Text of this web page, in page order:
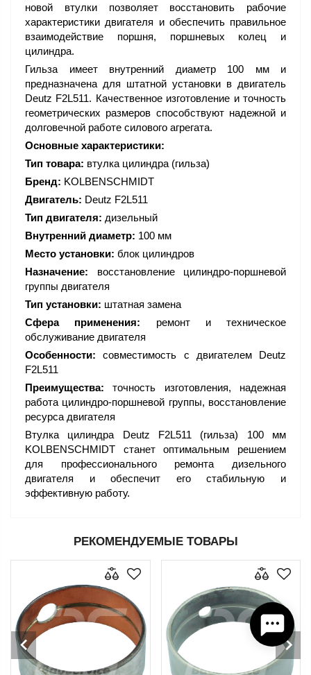
новой втулки позволяет восстановить рабочие
характеристики двигателя и обеспечить правильное
взаимодействие поршня, поршневых колец и
цилиндра.
Гильза имеет внутренний диаметр 100 мм и
предназначена для штатной установки в двигатель
Deutz F2L511. Качественное изготовление и точность
геометрических размеров способствуют надежной и
долговечной работе силового агрегата.
Основные характеристики:
Тип товара: втулка цилиндра (гильза)
Бренд: KOLBENSCHMIDT
Двигатель: Deutz F2L511
Тип двигателя: дизельный
Внутренний диаметр: 100 мм
Место установки: блок цилиндров
Назначение: восстановление цилиндро-поршневой
группы двигателя
Тип установки: штатная замена
Сфера применения: ремонт и техническое
обслуживание двигателя
Особенности: совместимость с двигателем Deutz
F2L511
Преимущества: точность изготовления, надежная
работа цилиндро-поршневой группы, восстановление
ресурса двигателя
Втулка цилиндра Deutz F2L511 (гильза) 100 мм
KOLBENSCHMIDT станет оптимальным решением
для профессионального ремонта дизельного
двигателя и обеспечит его стабильную и
эффективную работу.
РЕКОМЕНДУЕМЫЕ ТОВАРЫ